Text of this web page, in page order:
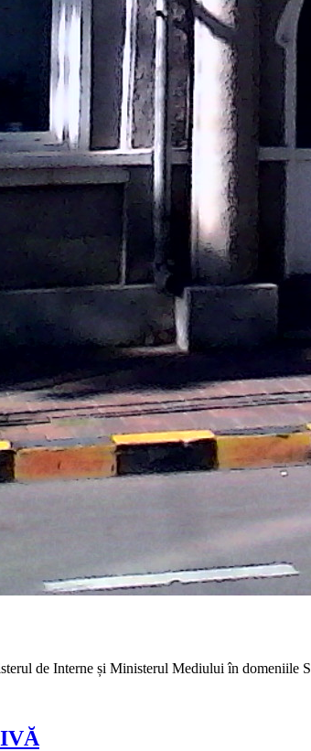
de Interne și Ministerul Mediului în domeniile